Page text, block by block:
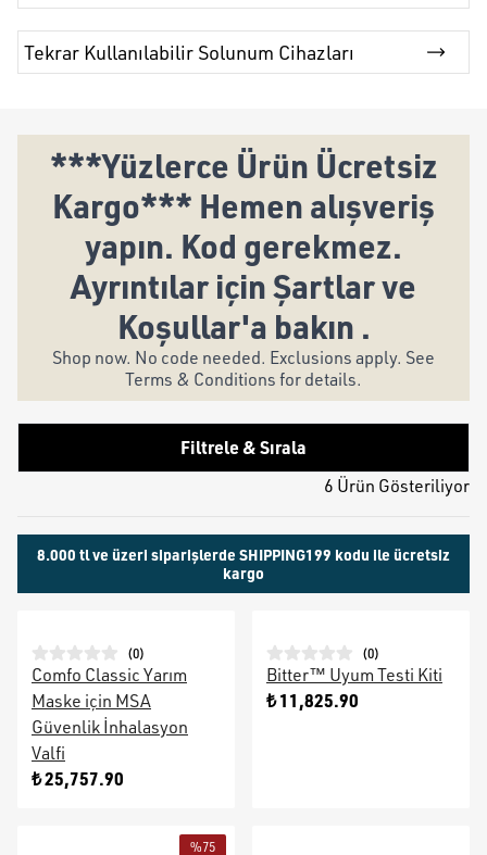
Tekrar Kullanılabilir Solunum Cihazları
***Yüzlerce Ürün Ücretsiz
Kargo*** Hemen alışveriş
yapın. Kod gerekmez.
Ayrıntılar için Şartlar ve
Koşullar'a bakın .
Shop now. No code needed. Exclusions apply. See
Terms & Conditions for details.
Filtrele & Sırala
6 Ürün Gösteriliyor
8.000 tl ve üzeri siparişlerde SHIPPING199 kodu ile ücretsiz
kargo
(0)
Comfo Classic Yarım
Maske için MSA
Güvenlik İnhalasyon
Valfi
₺ 25,757.90
(0)
Bitter™ Uyum Testi Kiti
₺ 11,825.90
%75